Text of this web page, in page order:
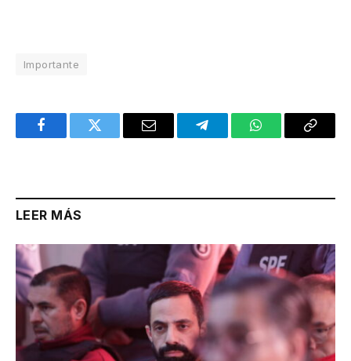
Importante
FacebookTwitter Email TelegramWhatsAppCopy
LEER MÁS